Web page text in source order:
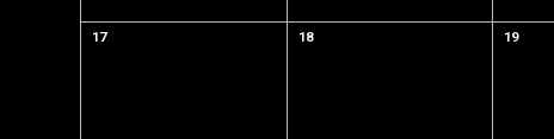
17 18 19